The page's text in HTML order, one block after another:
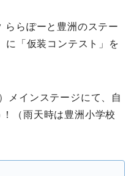
ららぽーと豊洲のステー
に「仮装コンテスト」を
メインステージにて、自
（雨天時は豊洲小学校